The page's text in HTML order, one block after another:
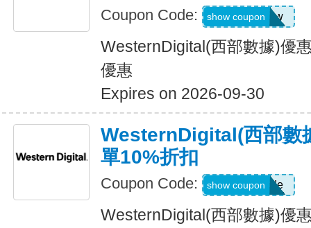
Coupon Code: off5now
show coupon
WesternDigital(西部數據)優
優惠
Expires on 2026-09-30
WesternDigital(西部數
單10%折扣
Coupon Code: Show Code
show coupon
WesternDigital(西部數據)優